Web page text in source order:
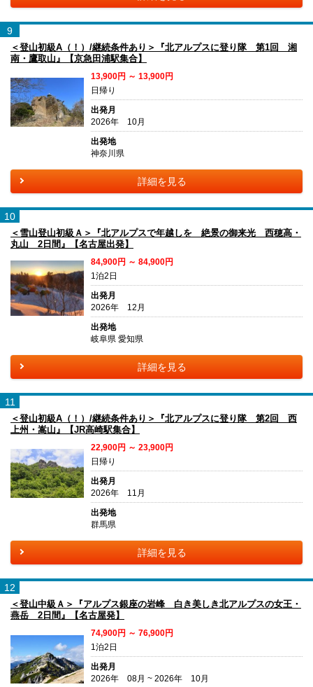
9
＜登山初級A（！）/継続条件あり＞『北アルプスに登り隊 第1回 湘
南・鷹取山』【京急田浦駅集合】
13,900円 ～ 13,900円
日帰り
出発月
2026年 10月
出発地
神奈川県
詳細を見る
10
＜雪山登山初級Ａ＞『北アルプスで年越しを 絶景の御来光 西穂高・
丸山 2日間』【名古屋出発】
84,900円 ～ 84,900円
1泊2日
出発月
2026年 12月
出発地
岐阜県 愛知県
詳細を見る
11
＜登山初級A（！）/継続条件あり＞『北アルプスに登り隊 第2回 西
上州・嵩山』【JR高崎駅集合】
22,900円 ～ 23,900円
日帰り
出発月
2026年 11月
出発地
群馬県
詳細を見る
12
＜登山中級Ａ＞『アルプス銀座の岩峰 白き美しき北アルプスの女王・
燕岳 2日間』【名古屋発】
74,900円 ～ 76,900円
1泊2日
出発月
2026年 08月 ~ 2026年 10月